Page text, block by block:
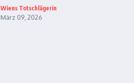
Wiens Totschlägerin
März 09, 2026